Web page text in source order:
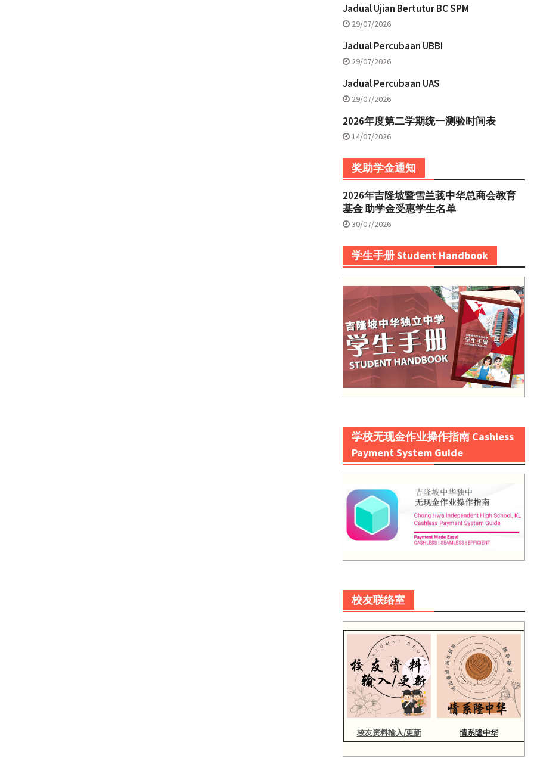
Jadual Ujian Bertutur BC SPM
29/07/2026
Jadual Percubaan UBBI
29/07/2026
Jadual Percubaan UAS
29/07/2026
2026年度第二学期统一测验时间表
14/07/2026
奖助学金通知
2026年吉隆坡暨雪兰莪中华总商会教育
基金 助学金受惠学生名单
30/07/2026
学生手册 Student Handbook
学校无现金作业操作指南 Cashless
Payment System Guide
校友联络室
校友资料输入/更新 情系隆中华